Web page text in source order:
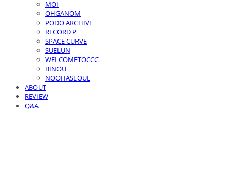
MOI
OHGANOM
PODO ARCHIVE
RECORD P
SPACE CURVE
SUELUN
WELCOMETOCCC
BINOU
NOOHASEOUL
ABOUT
REVIEW
Q&A